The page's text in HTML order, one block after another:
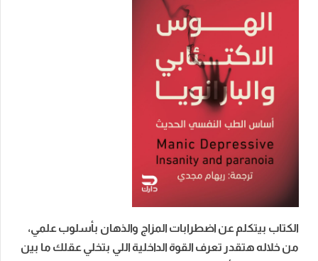
الكتاب بيتكلم عن اضطرابات المزاج والذهان بأسلوب علمي،
من خلاله هتقدر تعرف القوة الداخلية اللي بتخلي عقلك ما بين